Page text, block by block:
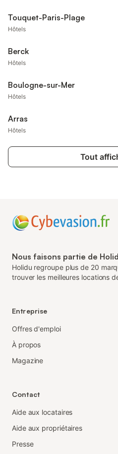
Touquet-Paris-Plage
Hôtels
Berck
Hôtels
Boulogne-sur-Mer
Hôtels
Arras
Hôtels
Tout
Nous faisons partie de
Holidu regroupe plus de 20
trouver les meilleures locations
Entreprise
Offres d'emploi
À propos
Magazine
Contact
Aide aux locataires
Aide aux propriétaires
Presse